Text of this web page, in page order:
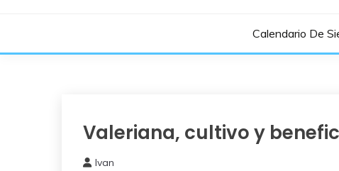
Calendario De
Medicinales
Valeriana, cultivo y
Ivan